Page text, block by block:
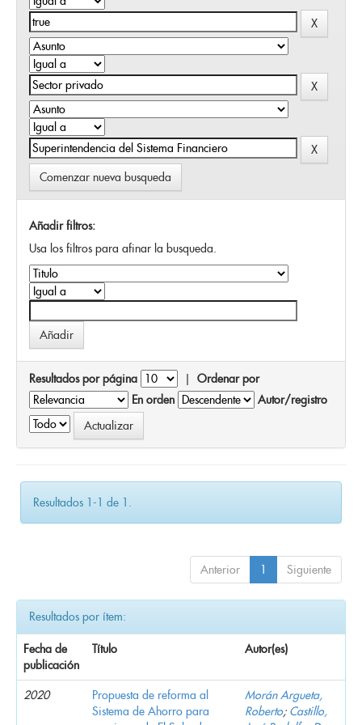
Comenzar nueva busqueda
Añadir filtros:
Usa los filtros para afinar la busqueda.
Resultados por página | Ordenar por
En orden
Autor/registro
Resultados 1-1 de 1.
Anterior 1 Siguiente
Resultados por ítem:
Fecha de
publicación
Título Autor(es)
2020
Propuesta de reforma al
Sistema de Ahorro para
Morán Argueta,
Roberto; Castillo,